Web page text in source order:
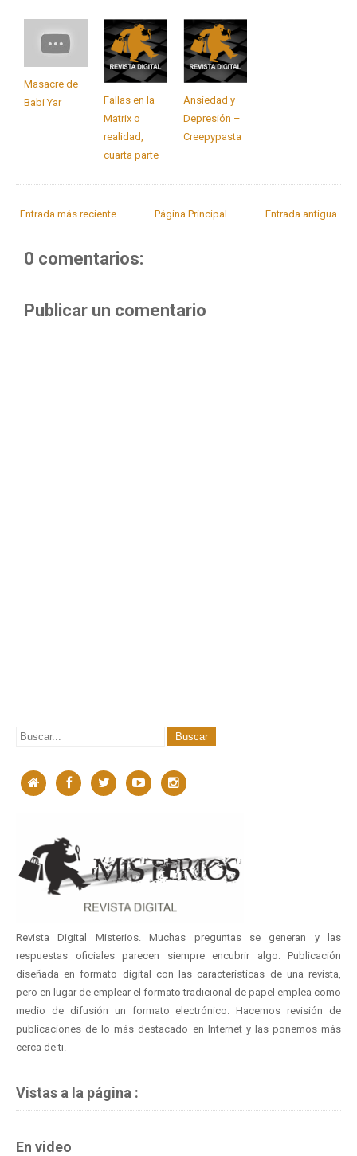
Masacre de
Babi Yar
Fallas en la
Matrix o
realidad,
cuarta parte
Ansiedad y
Depresión –
Creepypasta
Entrada más reciente Entrada antigua
Página Principal
0 comentarios:
Publicar un comentario
Revista Digital Misterios. Muchas preguntas se generan y las
respuestas oficiales parecen siempre encubrir algo. Publicación
diseñada en formato digital con las características de una revista,
pero en lugar de emplear el formato tradicional de papel emplea como
medio de difusión un formato electrónico. Hacemos revisión de
publicaciones de lo más destacado en Internet y las ponemos más
cerca de ti.
Vistas a la página :
En video